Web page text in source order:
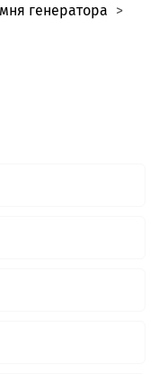
генератора